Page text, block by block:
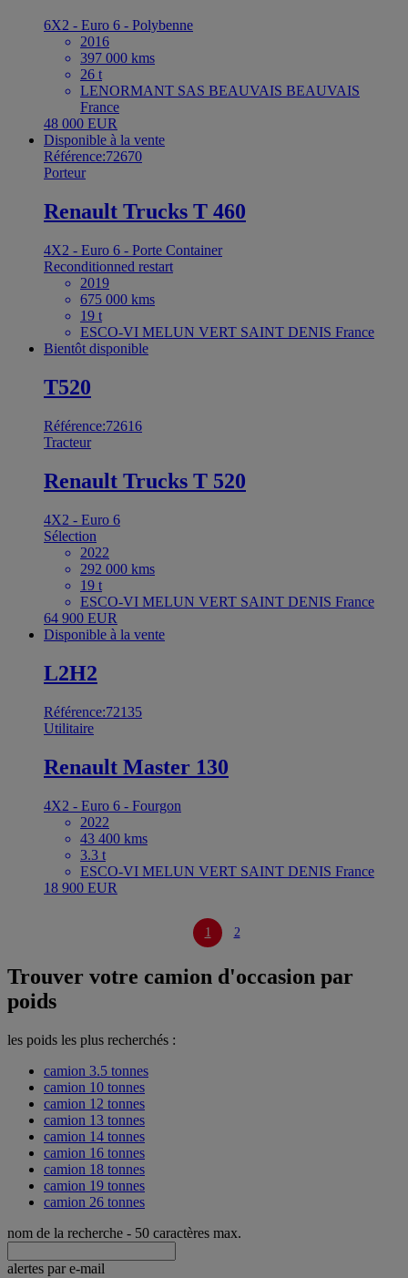
6X2 - Euro 6 - Polybenne
2016
397 000 kms
26 t
LENORMANT SAS BEAUVAIS BEAUVAIS
France
48 000 EUR
Disponible à la vente
Référence:72670
Porteur
Renault Trucks T 460
4X2 - Euro 6 - Porte Container
Reconditionned restart
2019
675 000 kms
19 t
ESCO-VI MELUN VERT SAINT DENIS France
Bientôt disponible
T520
Référence:72616
Tracteur
Renault Trucks T 520
4X2 - Euro 6
Sélection
2022
292 000 kms
19 t
ESCO-VI MELUN VERT SAINT DENIS France
64 900 EUR
Disponible à la vente
L2H2
Référence:72135
Utilitaire
Renault Master 130
4X2 - Euro 6 - Fourgon
2022
43 400 kms
3.3 t
ESCO-VI MELUN VERT SAINT DENIS France
18 900 EUR
1 2
Trouver votre camion d'occasion par
poids
les poids les plus recherchés :
camion 3.5 tonnes
camion 10 tonnes
camion 12 tonnes
camion 13 tonnes
camion 14 tonnes
camion 16 tonnes
camion 18 tonnes
camion 19 tonnes
camion 26 tonnes
nom de la recherche - 50 caractères max.
alertes par e-mail